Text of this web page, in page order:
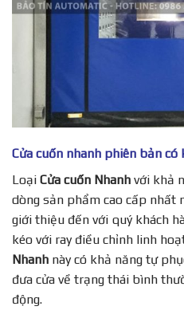
Cửa cuốn nhanh phiên bản
Loại Cửa cuốn Nhanh với khả
dòng sản phẩm cao cấp nhất
giới thiệu đến với quý khách
kéo với ray điều chỉnh linh
Nhanh này có khả năng tự
đưa cửa về trạng thái bình
động.